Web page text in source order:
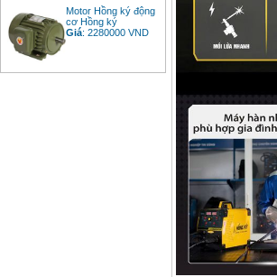
cơ Hồng ký
Giá :2280000